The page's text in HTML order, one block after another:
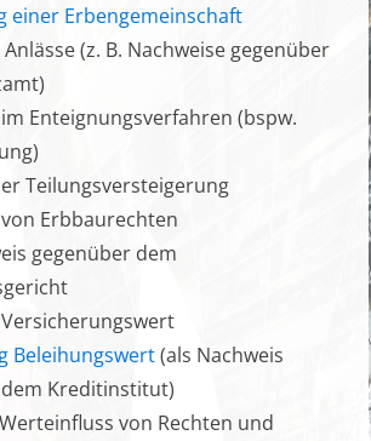
einer Erbengemeinschaft
(z. B. Nachweise gegenüber
Enteignungsverfahren (bspw.
Teilungsversteigerung
Erbbaurechten
gegenüber dem
Beleihungswert(als Nachweis
Kreditinstitut)
von Rechten und